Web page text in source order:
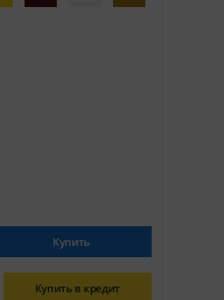
Купить
Купить в кредит